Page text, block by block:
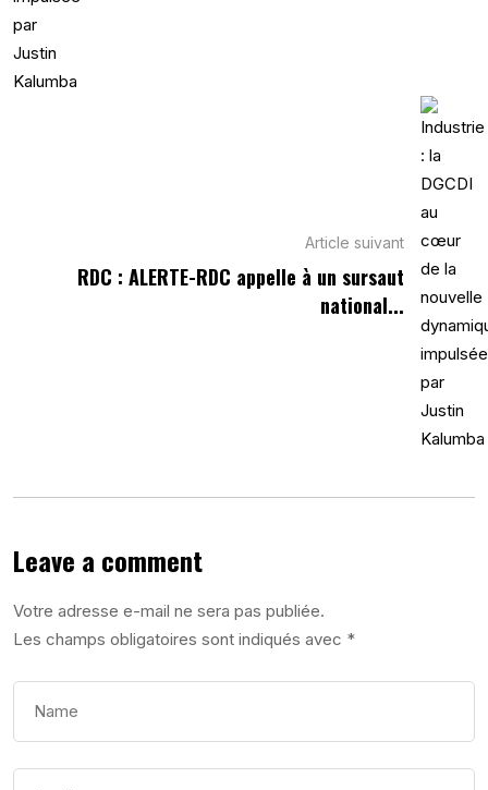
Article suivant
RDC : ALERTE-RDC appelle à un sursaut
national...
Leave a comment
Votre adresse e-mail ne sera pas publiée.
Les champs obligatoires sont indiqués avec *